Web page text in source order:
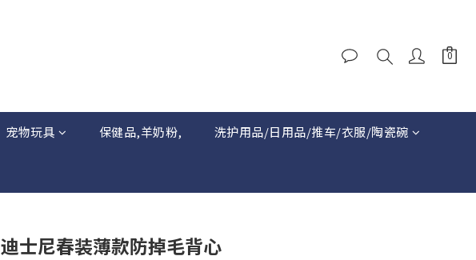
宠物玩具 保健品,羊奶粉, 洗护用品/日用品/推车/衣服/陶瓷碗
迪士尼春装薄款防掉毛背心